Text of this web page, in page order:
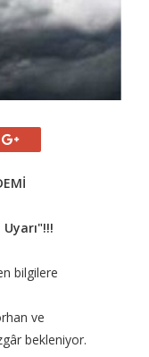
bilgilere
ve
bekleniyor.